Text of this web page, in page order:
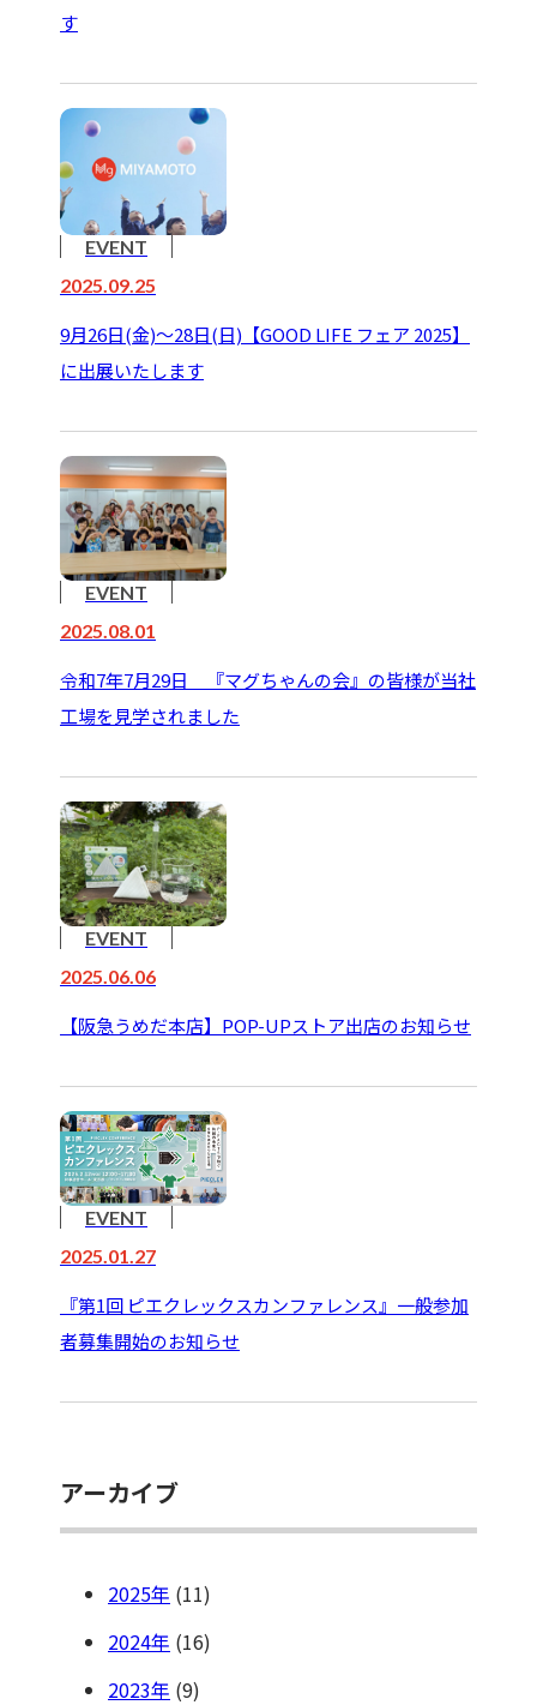
す
EVENT
2025.09.25
9月26日(金)～28日(日)【GOOD LIFE フェア 2025】
に出展いたします
EVENT
2025.08.01
令和7年7月29日 『マグちゃんの会』の皆様が当社
工場を見学されました
EVENT
2025.06.06
【阪急うめだ本店】POP-UPストア出店のお知らせ
EVENT
2025.01.27
『第1回 ピエクレックスカンファレンス』一般参加
者募集開始のお知らせ
アーカイブ
2025
(11)
2024
(16)
2023
(9)